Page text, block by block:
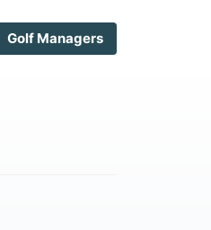
Golf Managers